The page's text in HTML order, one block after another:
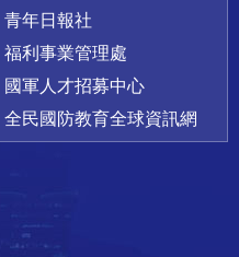
青年日報社
福利事業管理處
國軍人才招募中心
全民國防教育全球資訊網